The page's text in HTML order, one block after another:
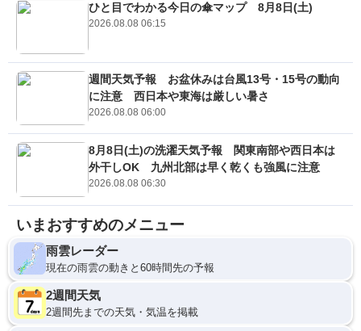
ひと目でわかる今日の傘マップ 8月8日(土)
2026.08.08 06:15
週間天気予報 お盆休みは台風13号・15号の動向
に注意 西日本や東海は厳しい暑さ
2026.08.08 06:00
8月8日(土)の洗濯天気予報 関東南部や西日本は
外干しOK 九州北部は早く乾くも強風に注意
2026.08.08 06:30
いまおすすめのメニュー
雨雲レーダー
現在の雨雲の動きと60時間先の予報
2週間天気
2週間先までの天気・気温を掲載